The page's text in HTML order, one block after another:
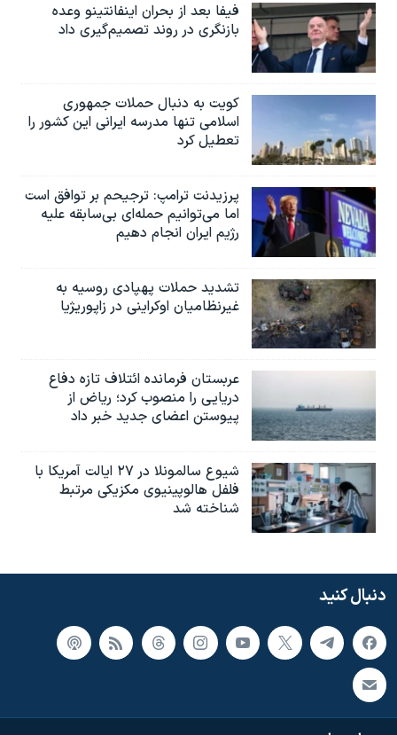
فیفا بعد از بحران اینفانتینو وعده
بازنگری در روند تصمیم‌گیری داد
کویت به دنبال حملات جمهوری
اسلامی تنها مدرسه ایرانی این کشور را
تعطیل کرد
پرزیدنت ترامپ: ترجیحم بر توافق است
اما می‌توانیم حمله‌ای بی‌سابقه علیه
رژیم ایران انجام دهیم
تشدید حملات پهپادی روسیه به
غیرنظامیان اوکراینی در زاپوریژیا
عربستان فرمانده ائتلاف تازه دفاع
دریایی را منصوب کرد؛ ریاض از
پیوستن اعضای جدید خبر داد
شیوع سالمونلا در ۲۷ ایالت آمریکا با
فلفل هالوپینیوی مکزیکی مرتبط
شناخته شد
دنبال کنید